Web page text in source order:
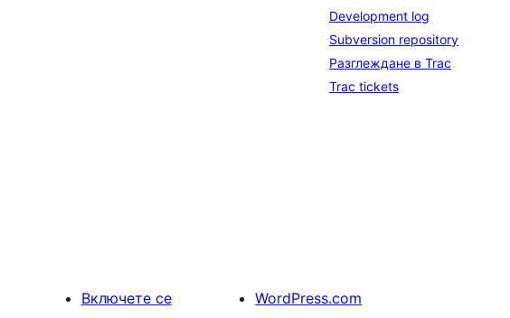
Development log
Subversion repository
Разглеждане в Trac
Trac tickets
Включете се
WordPress.com